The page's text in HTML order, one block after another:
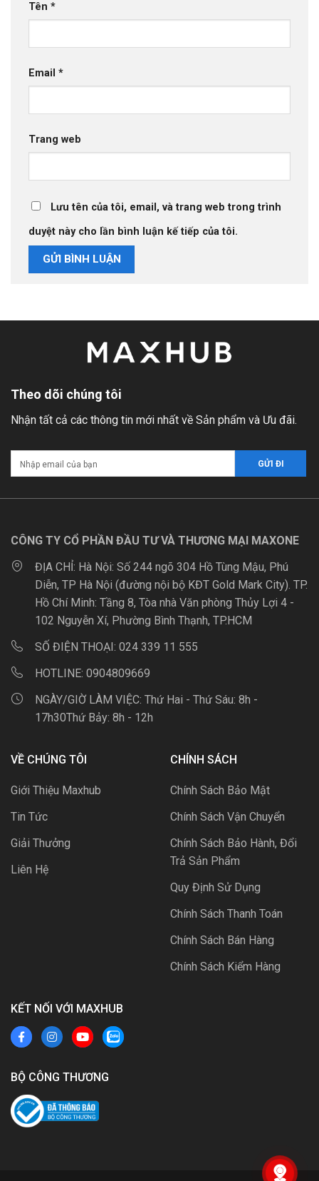
Tên *
Email *
Trang web
Lưu tên của tôi, email, và trang web trong trình
duyệt này cho lần bình luận kế tiếp của tôi.
Theo dõi chúng tôi
Nhận tất cả các thông tin mới nhất về Sản phẩm và Ưu đãi.
CÔNG TY CỔ PHẦN ĐẦU TƯ VÀ THƯƠNG MẠI MAXONE
ĐỊA CHỈ: Hà Nội: Số 244 ngõ 304 Hồ Tùng Mậu, Phú
Diễn, TP Hà Nội (đường nội bộ KĐT Gold Mark City). TP.
Hồ Chí Minh: Tầng 8, Tòa nhà Văn phòng Thủy Lợi 4 -
102 Nguyễn Xí, Phường Bình Thạnh, TP.HCM
SỐ ĐIỆN THOẠI: 024 339 11 555
HOTLINE: 0904809669
NGÀY/GIỜ LÀM VIỆC: Thứ Hai - Thứ Sáu: 8h -
17h30Thứ Bảy: 8h - 12h
VỀ CHÚNG TÔI
Giới Thiệu Maxhub
Tin Tức
Giải Thưởng
Liên Hệ
CHÍNH SÁCH
Chính Sách Bảo Mật
Chính Sách Vận Chuyển
Chính Sách Bảo Hành, Đổi
Trả Sản Phẩm
Quy Định Sử Dụng
Chính Sách Thanh Toán
Chính Sách Bán Hàng
Chính Sách Kiểm Hàng
KẾT NỐI VỚI MAXHUB
BỘ CÔNG THƯƠNG